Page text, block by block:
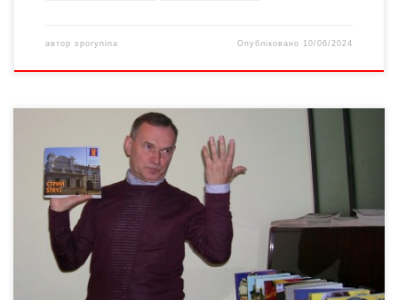
автор sporynina Опубліковано 10/06/2024
17 жовтня у «Literatur Cafe» відбулася зустріч із головним
редактором незалежного культурологічного журналу "Ї"
Тарасом Возняком.